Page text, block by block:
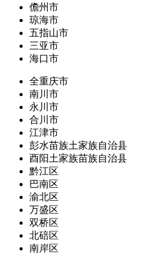
儋州市
琼海市
五指山市
三亚市
海口市
全重庆市
南川市
永川市
合川市
江津市
彭水苗族土家族自治县
酉阳土家族苗族自治县
黔江区
巴南区
渝北区
万盛区
双桥区
北碚区
南岸区